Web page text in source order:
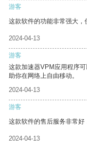
游客
这款软件的功能非常强大，
2024-04-13
游客
这款加速器VPM应用程序
助你在网络上自由移动。
2024-04-13
游客
这款软件的售后服务非常好
2024-04-13